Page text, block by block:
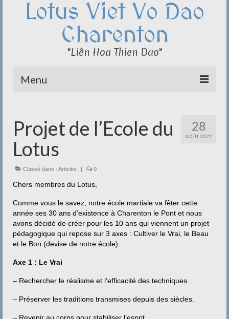
Lotus Viet Vo Dao
Charenton
"Liên Hoa Thien Dao"
Menu
Qi Cong – Taï Chi
Disciplines
Méditation
Liens
Contact
28
AOÛT 2022
Projet de l’Ecole du
Lotus
Classé dans : Articles | 0
Chers membres du Lotus,
Comme vous le savez, notre école martiale va fêter cette
année ses 30 ans d’existence à Charenton le Pont et nous
avons décidé de créer pour les 10 ans qui viennent un projet
pédagogique qui repose sur 3 axes : Cultiver le Vrai, le Beau
et le Bon (devise de notre école).
Axe 1 : Le Vrai
– Rechercher le réalisme et l’efficacité des techniques.
– Préserver les traditions transmises depuis des siècles.